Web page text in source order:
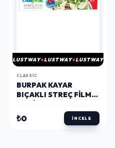
LUSTWAY LUSTWAY LUSTWAY
CLASSIC
BURPAK KAYAR
BIÇAKLI STREÇ FILM
₺0 İNCELE